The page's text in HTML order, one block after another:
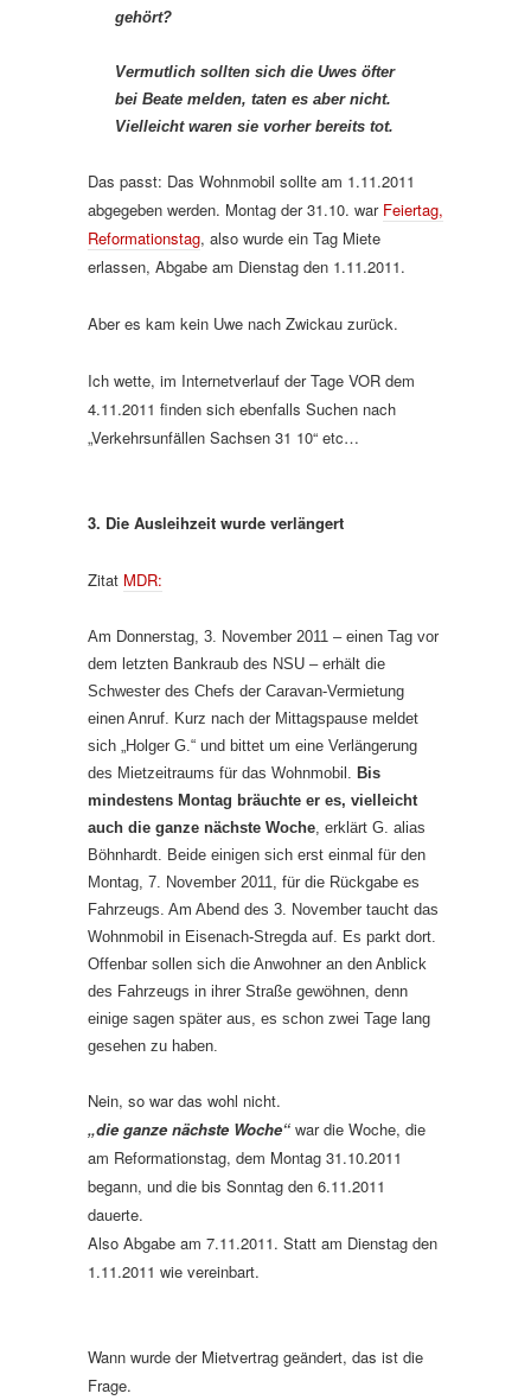
gehört?
Vermutlich sollten sich die Uwes öfter
bei Beate melden, taten es aber nicht.
Vielleicht waren sie vorher bereits tot.
Das passt: Das Wohnmobil sollte am 1.11.2011
abgegeben werden. Montag der 31.10. war Feiertag,
Reformationstag, also wurde ein Tag Miete
erlassen, Abgabe am Dienstag den 1.11.2011.
Aber es kam kein Uwe nach Zwickau zurück.
Ich wette, im Internetverlauf der Tage VOR dem
4.11.2011 finden sich ebenfalls Suchen nach
„Verkehrsunfällen Sachsen 31 10“ etc…
3. Die Ausleihzeit wurde verlängert
Zitat MDR:
Am Donnerstag, 3. November 2011 – einen Tag vor
dem letzten Bankraub des NSU – erhält die
Schwester des Chefs der Caravan-Vermietung
einen Anruf. Kurz nach der Mittagspause meldet
sich „Holger G.“ und bittet um eine Verlängerung
des Mietzeitraums für das Wohnmobil. Bis
mindestens Montag bräuchte er es, vielleicht
auch die ganze nächste Woche, erklärt G. alias
Böhnhardt. Beide einigen sich erst einmal für den
Montag, 7. November 2011, für die Rückgabe es
Fahrzeugs. Am Abend des 3. November taucht das
Wohnmobil in Eisenach-Stregda auf. Es parkt dort.
Offenbar sollen sich die Anwohner an den Anblick
des Fahrzeugs in ihrer Straße gewöhnen, denn
einige sagen später aus, es schon zwei Tage lang
gesehen zu haben.
Nein, so war das wohl nicht.
„die ganze nächste Woche“ war die Woche, die
am Reformationstag, dem Montag 31.10.2011
begann, und die bis Sonntag den 6.11.2011
dauerte.
Also Abgabe am 7.11.2011. Statt am Dienstag den
1.11.2011 wie vereinbart.
Wann wurde der Mietvertrag geändert, das ist die
Frage.